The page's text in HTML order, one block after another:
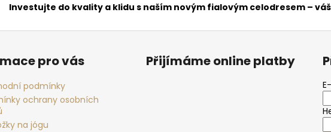
Investujte do kvality a klidu s naším novým fialovým celodresem –
pro vás
podmínky
ochrany osobních
na jógu
Přijímáme online platby